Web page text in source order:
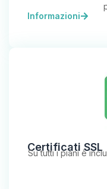
Informazioni
Certificati SSL
Su tutti i piani è